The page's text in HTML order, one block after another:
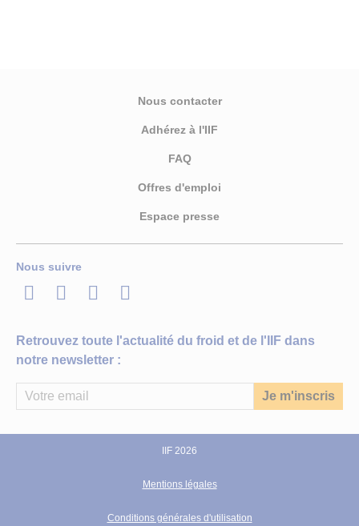
Nous contacter
Adhérez à l'IIF
FAQ
Offres d'emploi
Espace presse
Nous suivre
LinkedInTwitterFacebook
Youtube
Retrouvez toute l'actualité du froid et de l'IIF dans
notre newsletter :
IIF 2026
Mentions légales
Conditions générales d'utilisation